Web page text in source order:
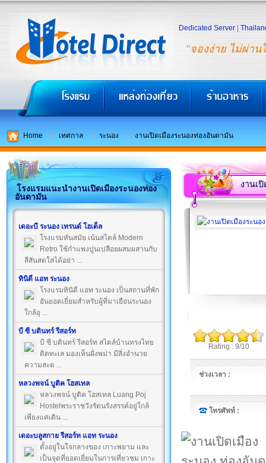
"จองง่าย ไม่ผ่าน
Dedicated Server
Home เทศกาล ระนอง งานเปิดเมืองระนองท่องอันดามัน
โรงแรมแนะนำงานเปิดเมืองระนองท่อง
อันดามัน
เดอะบี ระนอง เทรนด์ โฮเต็ล
โรงแรมทันสมัย เน้นสไตล์ Modern
Retro ใช้กำแพงปูนเปลือยผสมผสานกับ
สีสันสดใสได้อย่า ...
ทินิดี แอท ระนอง
โรงแรมทินิดี แอท ระนอง เป็นสถานที่พัก
อันยอดเยี่ยมสำหรับผู้ที่มาเยือนระนอง
ใกล้อุ ...
บี ซี บดินทร์ รีสอร์ท
บี ซี บดินทร์ รีสอร์ท สไตล์บ้านทรงไทย
ติดทะเล มองเห็นฝั่งพม่า มีสิ่งอำนวย
ความสะด ...
หลวงพจน์ บูติค โฮสเทล
หลวงพจน์ บูติค โฮสเทล Luang Poj
Hostelพระราชวังรัตนรังสรรค์อยู่ใกล้
เพียงแค่เดิน ...
เดอะบลูสกาย รีสอร์ท แอท ระนอง
ตั้งอยู่ในใจกลางของ เกาะพยาม และ
เป็นจุดที่ยอดเยี่ยมในการเที่ยวชม เกาะ
งานเ
Rating : 9/10
ช่วงเวลา :
โทรศัพท์ :